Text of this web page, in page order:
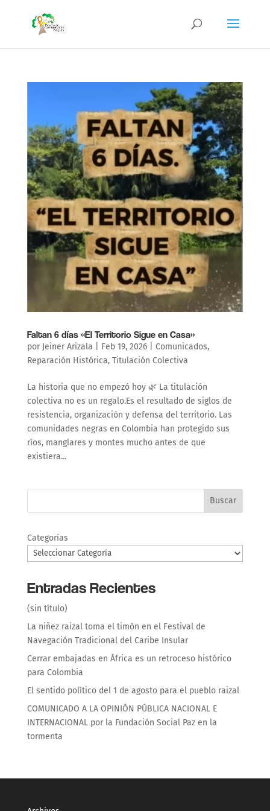
Faltan 6 días «El Territorio Sigue en Casa»
por Jeiner Arizala Feb 19, 2026| Comunicados,
Reparación Histórica, Titulación Colectiva
La historia que no empezó hoy 🌿 La titulación
colectiva no es un regalo.Es el resultado de siglos de
resistencia, organización y defensa del territorio. Las
comunidades negras en Colombia han protegido sus
ríos, manglares y montes mucho antes de que
existiera...
Buscar
Categorías
Entradas Recientes
(sin título)
La niñez raizal toma el timón en el Festival de
Navegación Tradicional del Caribe Insular
Cerrar embajadas en África es un retroceso histórico
para Colombia
El sentido político del 1 de agosto para el pueblo raizal
COMUNICADO A LA OPINIÓN PÚBLICA NACIONAL E
INTERNACIONAL por la Fundación Social Paz en la
tormenta